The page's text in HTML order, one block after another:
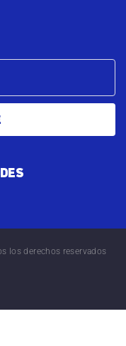
los derechos reservados